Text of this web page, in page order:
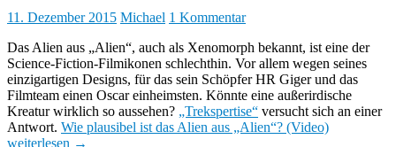
11. Dezember 2015 Michael 1 Kommentar
Das Alien aus „Alien“, auch als Xenomorph bekannt, ist eine der
Science-Fiction-Filmikonen schlechthin. Vor allem wegen seines
einzigartigen Designs, für das sein Schöpfer HR Giger und das
Filmteam einen Oscar einheimsten. Könnte eine außerirdische
Kreatur wirklich so aussehen? „Trekspertise“ versucht sich an einer
Antwort. Wie plausibel ist das Alien aus „Alien“? (Video)
weiterlesen →